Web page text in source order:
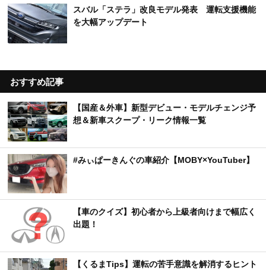
スバル「ステラ」改良モデル発表 運転支援機能
を大幅アップデート
おすすめ記事
【国産＆外車】新型デビュー・モデルチェンジ予
想＆新車スクープ・リーク情報一覧
#みぃぱーきんぐの車紹介【MOBY×YouTuber】
【車のクイズ】初心者から上級者向けまで幅広く
出題！
【くるまTips】運転の苦手意識を解消するヒント